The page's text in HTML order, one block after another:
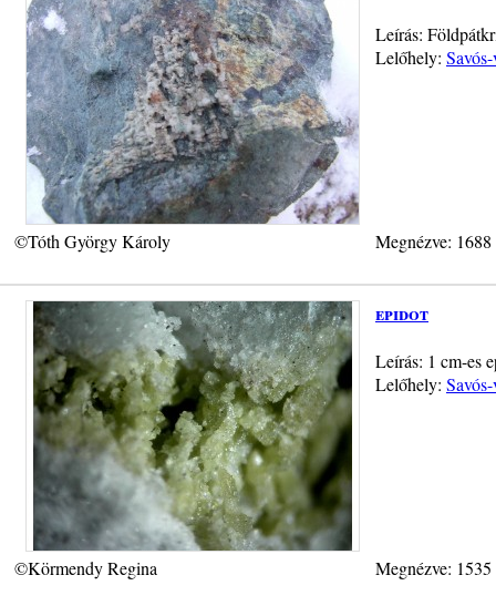
Leírás:
Lelőhely:
©Tóth György Károly Megnézve:
epidot
Leírás: 1 cm-es
Lelőhely:
©Körmendy Regina Megnézve: